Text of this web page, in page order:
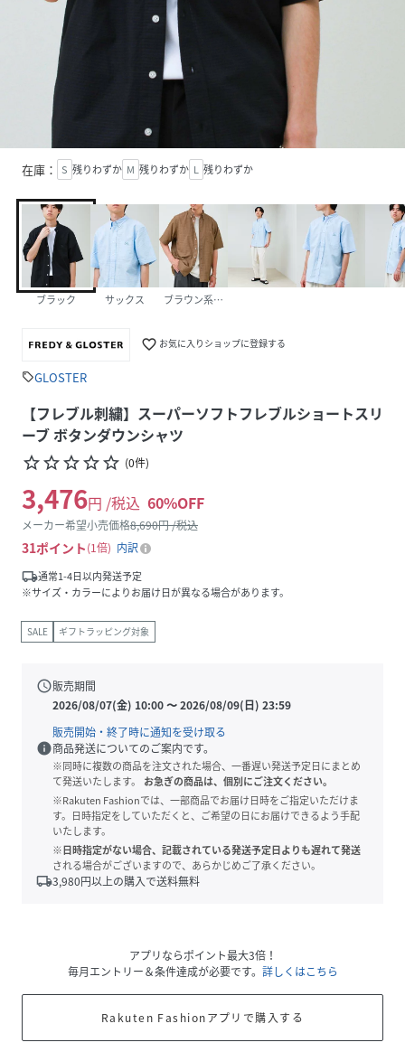
在庫： S 残りわずか M 残りわずか L 残りわずか
ブラック サックス ブラウン系その他
favorite_border お気に入りショップに登録する
sellGLOSTER
【フレブル刺繍】スーパーソフトフレブルショートスリ
ーブ ボタンダウンシャツ
star_borderstar_borderstar_borderstar_borderstar_border (0件)
3,476円 /税込 60%OFF
メーカー希望小売価格8,690円 /税込
31ポイント 1倍
内訳
local_shipping通常1-4日以内発送予定
※サイズ・カラーによりお届け日が異なる場合があります。
SALE ギフトラッピング対象
schedule販売期間
2026/08/07(金) 10:00〜2026/08/09(日) 23:59
販売開始・終了時に通知を受け取る
info商品発送についてのご案内です。
※同時に複数の商品を注文された場合、一番遅い発送予定日にまとめ
て発送いたします。
お急ぎの商品は、個別にご注文ください。
※Rakuten Fashionでは、一部商品でお届け日時をご指定いただけま
す。日時指定をしていただくと、ご希望の日にお届けできるよう手配
いたします。
※日時指定がない場合、記載されている発送予定日よりも遅れて発送
される場合がございますので、あらかじめご了承ください。
local_shipping3,980円以上の購入で送料無料
アプリならポイント最大3倍！
毎月エントリー＆条件達成が必要です。 詳しくはこちら
Rakuten Fashionアプリで購入する